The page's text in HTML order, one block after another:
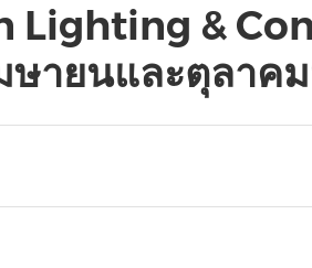
Malaysia
Australia
Energy
General Business
Investment & Financing
Summer Event
Lighting &
ษายนและตุลาค